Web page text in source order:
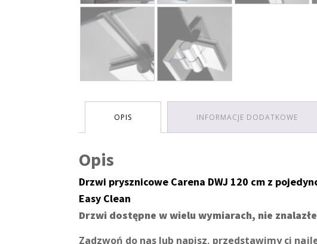
OPIS INFORMACJE DODATKOWE
Opis
Drzwi prysznicowe Carena DWJ 120 cm z
Easy Clean
Drzwi dostępne w wielu wymiarach, nie
Zadzwoń do nas lub napisz, przedstawimy ci